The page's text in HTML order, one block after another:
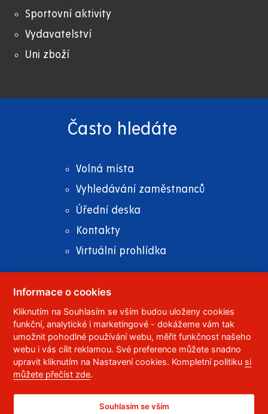
Sportovní aktivity
Vydavatelství
Uni zboží
Často hledáte
Volná místa
Vyhledávání zaměstnanců
Úřední deska
Kontakty
Virtuální prohlídka
© 2023 Univerzita Pardubice,Studentská 95
532 10 Pardubice 2
Telefon: 466 036 111, 466 036 112, 466 036 113
Správce webu ,RSS
Prohlášení o přístupnosti
Informace o cookies
Kliknutím na Souhlasím se vším budou uloženy cookies
funkční, analytické i marketingové - dokážeme vám tak
umožnit pohodlné používání webu, měřit funkčnost našeho
webu i vás cílit reklamou. Své preference můžete snadno
upravit kliknutím na Nastavení cookies. Kompletní politiku si
můžete přečíst zde.
Souhlasím se vším